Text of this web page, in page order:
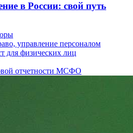
в России: свой путь
управление персоналом
для физических лиц
отчетности МСФО